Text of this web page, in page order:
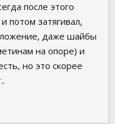
после этого
потом затягивал,
даже шайбы
на опоре) и
но это скорее